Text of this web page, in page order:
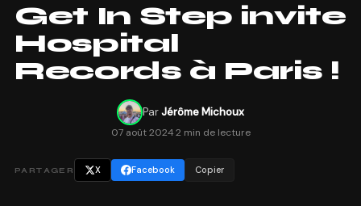
Get In Step invite
Hospital
Records à Paris !
ParJérôme Michoux
07 août 20242 min de lecture
PARTAGER X Facebook Copier